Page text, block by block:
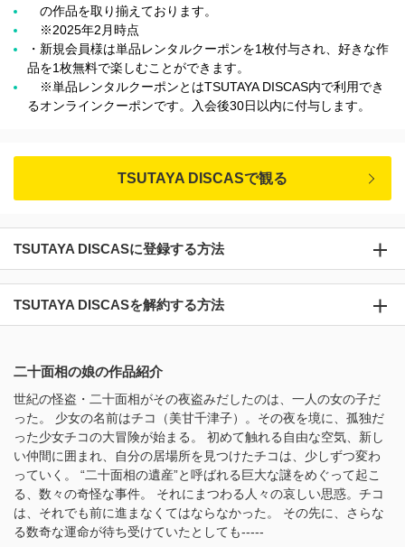
の作品を取り揃えております。
※2025年2月時点
・新規会員様は単品レンタルクーポンを1枚付与され、好きな作
品を1枚無料で楽しむことができます。
※単品レンタルクーポンとはTSUTAYA DISCAS内で利用でき
るオンラインクーポンです。入会後30日以内に付与します。
TSUTAYA DISCASで観る
TSUTAYA DISCASに登録する方法
TSUTAYA DISCASを解約する方法
二十面相の娘の作品紹介
世紀の怪盗・二十面相がその夜盗みだしたのは、一人の女の子だ
った。 少女の名前はチコ（美甘千津子）。その夜を境に、孤独だ
った少女チコの大冒険が始まる。 初めて触れる自由な空気、新し
い仲間に囲まれ、自分の居場所を見つけたチコは、少しずつ変わ
っていく。 “二十面相の遺産”と呼ばれる巨大な謎をめぐって起こ
る、数々の奇怪な事件。 それにまつわる人々の哀しい思惑。チコ
は、それでも前に進まなくてはならなかった。 その先に、さらな
る数奇な運命が待ち受けていたとしても-----